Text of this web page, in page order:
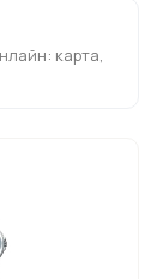
карта,